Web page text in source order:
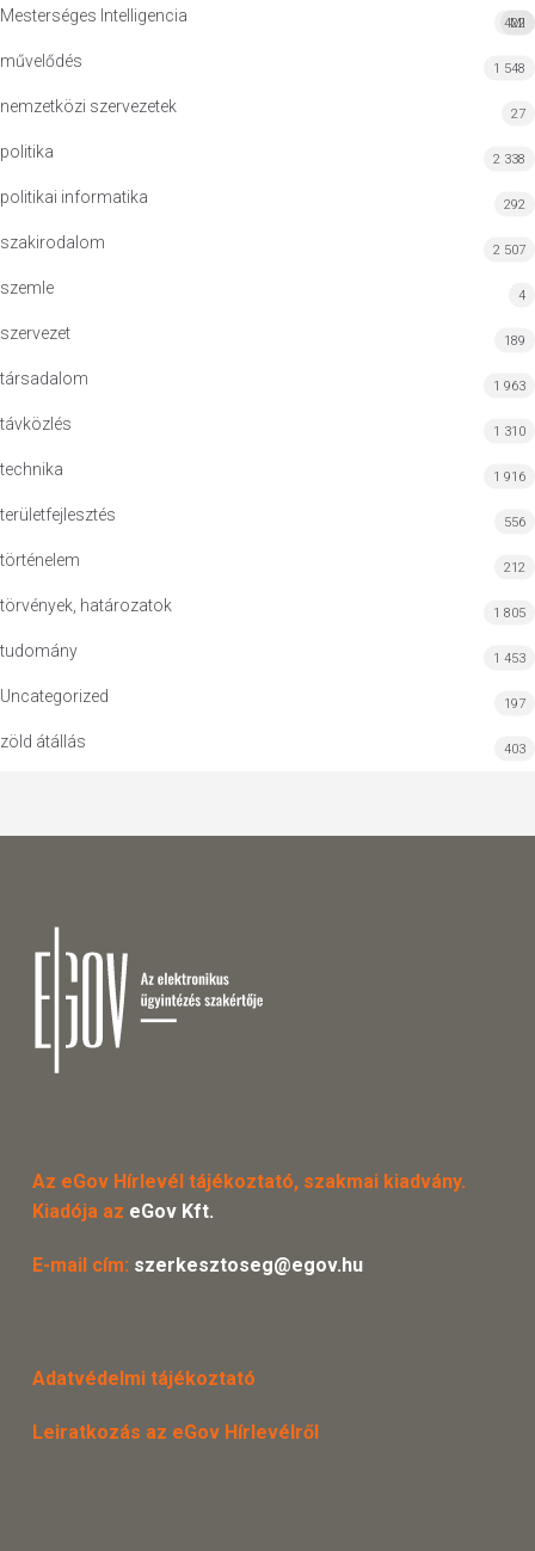
Mesterséges Intelligencia MI
422
művelődés 1 548
nemzetközi szervezetek 27
politika 2 338
politikai informatika 292
szakirodalom 2 507
szemle 4
szervezet 189
társadalom 1 963
távközlés 1 310
technika 1 916
területfejlesztés 556
történelem 212
törvények, határozatok 1 805
tudomány 1 453
Uncategorized 197
zöld átállás 403
Az eGov Hírlevél tájékoztató, szakmai kiadvány.
Kiadója az eGov Kft.
E-mail cím: szerkesztoseg@egov.hu
Adatvédelmi tájékoztató
Leiratkozás az eGov Hírlevélről